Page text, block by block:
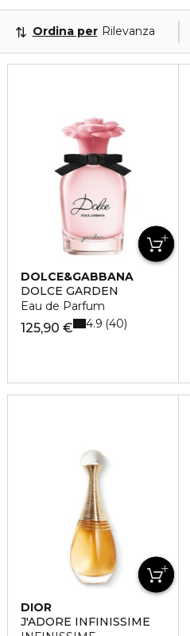
Ordina per Rilevanza
DOLCE&GABBANA
DOLCE GARDEN
Eau de Parfum
125,90 € 4.9 40
DIOR
J'ADORE INFINISSIME